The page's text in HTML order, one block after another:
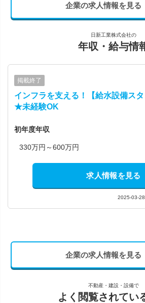
企業の求人情報を見る
日新工業株式会社の
年収・給与情
掲載終了
インフラを支える！【給水設備ス
★未経験OK
初年度年収
330万円～600万円
求人情報を見る
2025-03-
企業の求人情報を見る
不動産・建設・設備で
よく閲覧されてい